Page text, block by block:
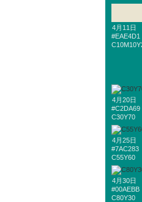
4月11日
#EAE4D1
4月20日
#C2DA69
C30Y70
4月25日
#7AC283
C55Y60
4月30日
#00AEBB
C80Y30